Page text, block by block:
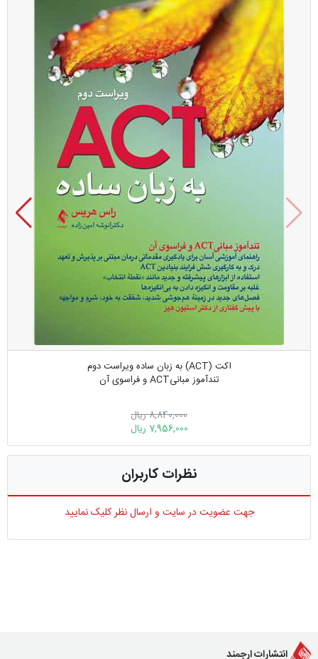
اکت (ACT) به زبان ساده ویراست دوم
تندآموز مبانیACT و فراسوی آن
8,840,000 ریال
7,956,000 ریال
نظرات کاربران
جهت عضویت در سایت و ارسال نظر کلیک نمایید
انتشارات ارجمند